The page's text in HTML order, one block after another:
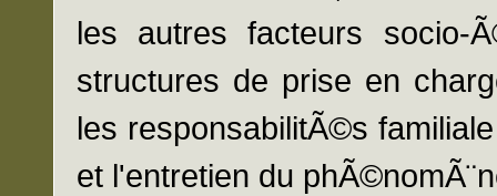
les autres facteurs socio-
structures de prise en
les responsabilitÃ©s
et l'entretien du